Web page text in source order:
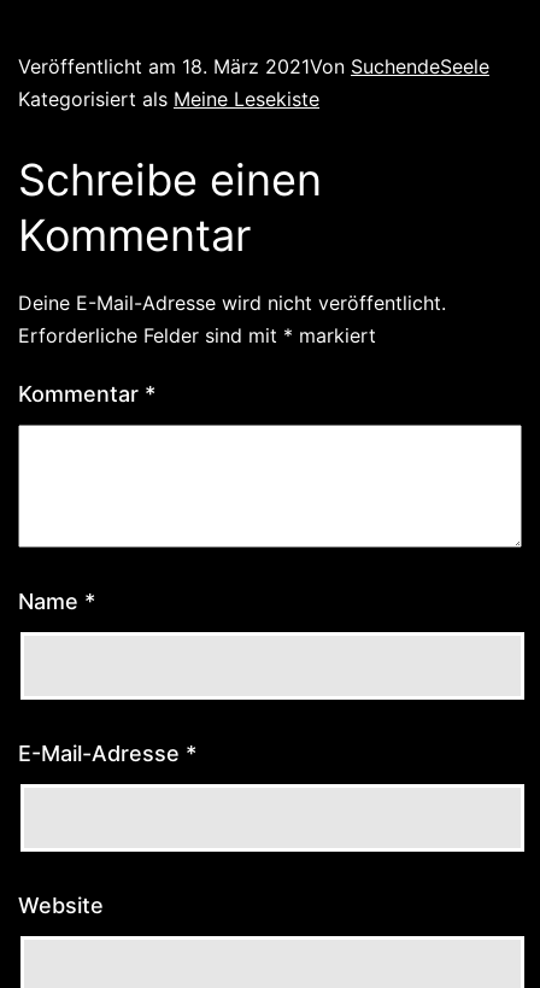
Veröffentlicht am 18. März 2021Von SuchendeSeele
Kategorisiert als Meine Lesekiste
Schreibe einen
Kommentar
Deine E-Mail-Adresse wird nicht veröffentlicht.
Erforderliche Felder sind mit * markiert
Kommentar *
Name *
E-Mail-Adresse *
Website